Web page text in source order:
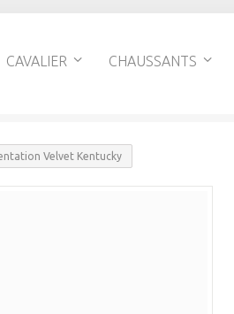
CAVALIER CHAUSSANTS
Velvet Kentucky